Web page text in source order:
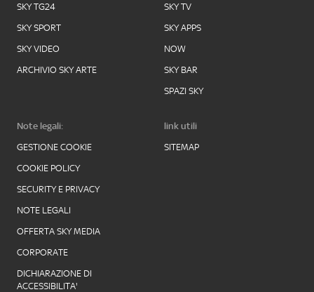
SKY TG24
SKY SPORT
SKY VIDEO
ARCHIVIO SKY ARTE
SKY TV
SKY APPS
NOW
SKY BAR
SPAZI SKY
Note legali:
GESTIONE COOKIE
COOKIE POLICY
SECURITY E PRIVACY
NOTE LEGALI
OFFERTA SKY MEDIA
CORPORATE
DICHIARAZIONE DI
ACCESSIBILITA'
link utili
SITEMAP